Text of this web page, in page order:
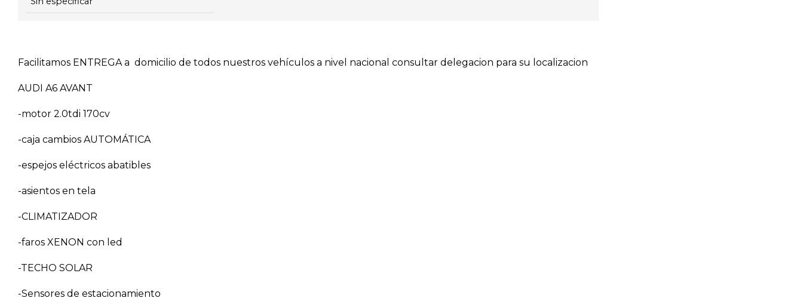
Facilitamos ENTREGA a domicilio de todos nuestros vehículos a nivel nacional consultar delegacion para su localizacion
AUDI A6 AVANT
-motor 2.0tdi 170cv
-caja cambios AUTOMÁTICA
-espejos eléctricos abatibles
-asientos en tela
-CLIMATIZADOR
-faros XENON con led
-TECHO SOLAR
-Sensores de estacionamiento